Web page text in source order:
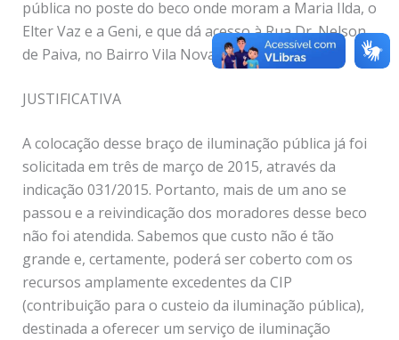
pública no poste do beco onde moram a Maria Ilda, o
Elter Vaz e a Geni, e que dá acesso à Rua Dr. Nelson
de Paiva, no Bairro Vila Nova.
JUSTIFICATIVA
A colocação desse braço de iluminação pública já foi
solicitada em três de março de 2015, através da
indicação 031/2015. Portanto, mais de um ano se
passou e a reivindicação dos moradores desse beco
não foi atendida. Sabemos que custo não é tão
grande e, certamente, poderá ser coberto com os
recursos amplamente excedentes da CIP
(contribuição para o custeio da iluminação pública),
destinada a oferecer um serviço de iluminação